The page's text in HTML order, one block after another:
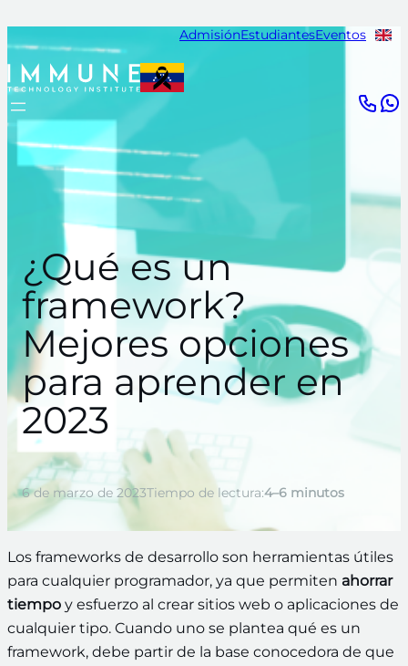
al
contenido
AdmisiónEstudiantesEventos
¿Qué es un
framework?
Mejores opciones
para aprender en
2023
6 de marzo de 2023Tiempo de lectura:4–6 minutos
Los frameworks de desarrollo son herramientas útiles
para cualquier programador, ya que permiten ahorrar
tiempo y esfuerzo al crear sitios web o aplicaciones de
cualquier tipo. Cuando uno se plantea qué es un
framework, debe partir de la base conocedora de que